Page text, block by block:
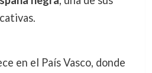
en el País Vasco, donde